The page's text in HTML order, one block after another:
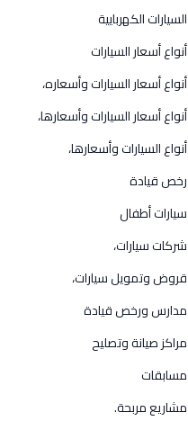
السيارات الكهربايية
أنواع أسعار السيارات
أنواع أسعار السيارات وأسعاره،
أنواع أسعار السيارات وأسعارها،
أنواع السيارات وأسعارها،
رخص قيادة
سيارات أطفال
شركات سيارات،
قروض وتمويل سيارات،
مدارس ورخص قيادة
مراكز صيانة وتصليح
مسابقات
مشاريع مربحة.